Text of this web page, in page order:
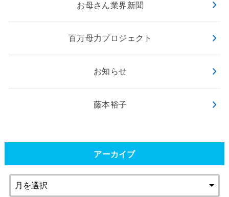
お母さん業界新聞
百万母力プロジェクト
お知らせ
藤本裕子
アーカイブ